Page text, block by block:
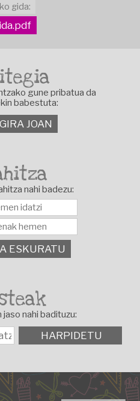
gida:
gune pribatua da
babestuta:
JOAN
nahi badezu:
ESKURATU
nahi badituzu:
HARPIDETU